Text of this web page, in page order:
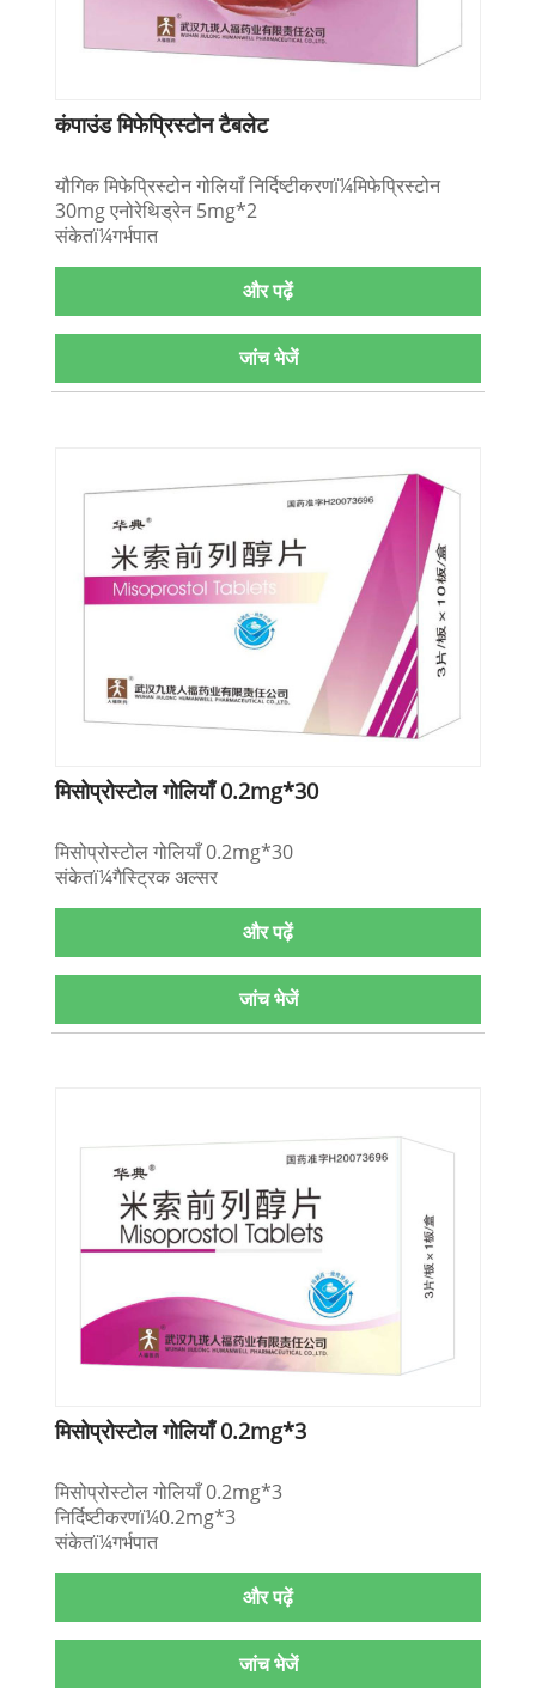
कंपाउंड मिफेप्रिस्टोन टैबलेट
यौगिक मिफेप्रिस्टोन गोलियाँ निर्दिष्टीकरणï¼मिफेप्रिस्टोन
30mg एनोरेथिड्रेन 5mg*2
संकेतï¼गर्भपात
और पढ़ें
जांच भेजें
मिसोप्रोस्टोल गोलियाँ 0.2mg*30
मिसोप्रोस्टोल गोलियाँ 0.2mg*30
संकेतï¼गैस्ट्रिक अल्सर
और पढ़ें
जांच भेजें
मिसोप्रोस्टोल गोलियाँ 0.2mg*3
मिसोप्रोस्टोल गोलियाँ 0.2mg*3
निर्दिष्टीकरणï¼0.2mg*3
संकेतï¼गर्भपात
और पढ़ें
जांच भेजें